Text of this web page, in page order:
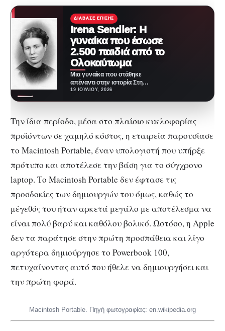
ΔΙΆΒΑΣΕ ΕΠΊΣΗΣ
Irena Sendler‎‎: Η
γυναίκα που έσωσε
2.500 παιδιά από το
Ολοκαύτωμα
Μια γυναίκα που στάθηκε
απέναντι στην ιστορία Στη
σκοτεινότερη περίοδο της
19 ΙΟΥΛΊΟΥ, 2026
Την ίδια περίοδο, μέσα στο πλαίσιο κυκλοφορίας
προϊόντων σε χαμηλό κόστος, η εταιρεία παρουσίασε
το Macintosh Portable, έναν υπολογιστή που υπήρξε
πρότυπο και αποτέλεσε την βάση για το σύγχρονο
laptop. Το Macintosh Portable δεν έφτασε τις
προσδοκίες των δημιουργών του όμως, καθώς το
μέγεθός του ήταν αρκετά μεγάλο με αποτέλεσμα να
είναι πολύ βαρύ και καθόλου βολικό. Ωστόσο, η Apple
δεν τα παράτησε στην πρώτη προσπάθεια και λίγο
αργότερα δημιούργησε το Powerbook 100,
πετυχαίνοντας αυτό που ήθελε να δημιουργήσει και
την πρώτη φορά.
Macintosh Portable. Πηγή φωτογραφίας: en.wikipedia.org